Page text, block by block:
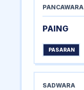
PANCAWARA
PAING
PASARAN
SADWARA